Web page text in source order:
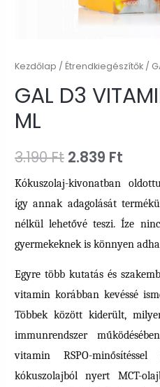
Kezdőlap /Étrendkiegészítők /
GAL D3
ML
3.190Ft Original
price
was:
3.190 Ft.
2.839 Ft
price
is:
Kókuszolaj-kivonatban
így annak adagolását
nélkül lehetővé teszi. Íze
gyermekeknek is könnyen
Egyre több kutatás és
vitamin korábban kevéssé
Többek között kiderült,
immunrendszer
vitamin RSPO-
kókuszolajból nyert MCT-